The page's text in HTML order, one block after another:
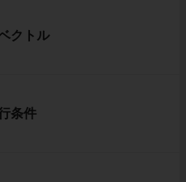
クトル
条件